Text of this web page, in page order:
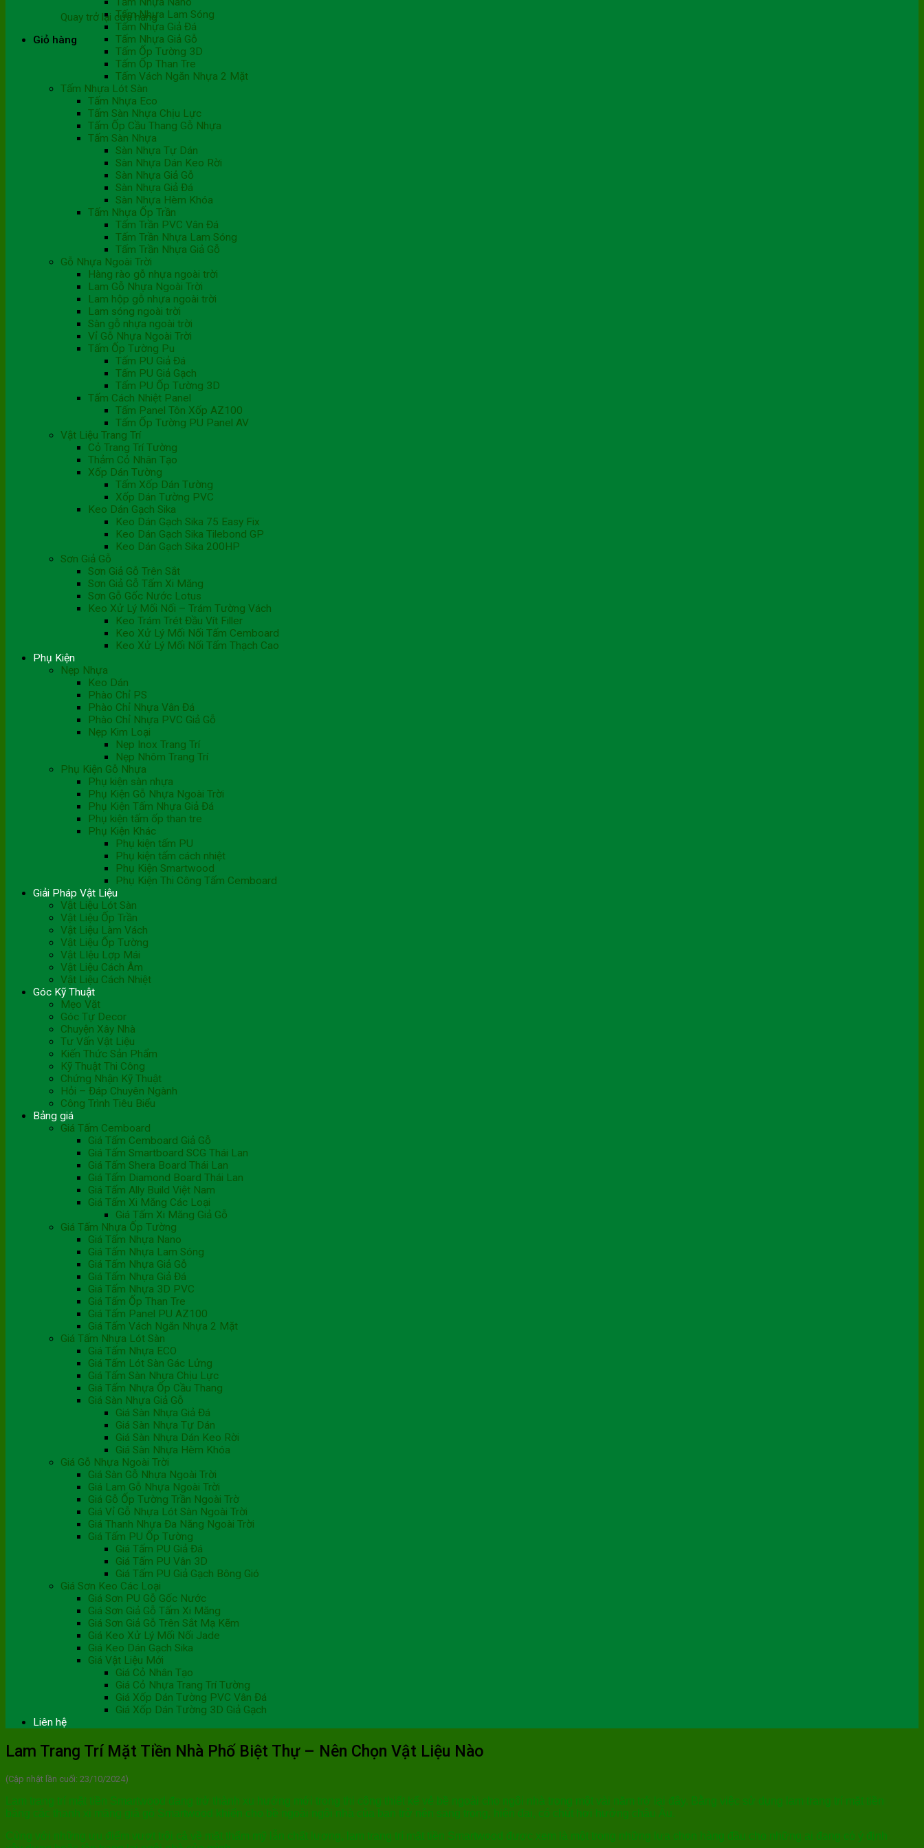
Quay trở lại cửa hàng
Giỏ hàng
Tấm Nhựa Lam Sóng
Tấm Nhựa Giả Đá
Tấm Nhựa Giả Gỗ
Tấm Ốp Tường 3D
Tấm Ốp Than Tre
Tấm Vách Ngăn Nhựa 2 Mặt
Tấm Nhựa Lót Sàn
Tấm Nhựa Eco
Tấm Sàn Nhựa Chịu Lực
Tấm Ốp Cầu Thang Gỗ Nhựa
Tấm Sàn Nhựa
Sàn Nhựa Tự Dán
Sàn Nhựa Dán Keo Rời
Sàn Nhựa Giả Gỗ
Sàn Nhựa Giả Đá
Sàn Nhựa Hèm Khóa
Tấm Nhựa Ốp Trần
Tấm Trần PVC Vân Đá
Tấm Trần Nhựa Lam Sóng
Tấm Trần Nhựa Giả Gỗ
Gỗ Nhựa Ngoài Trời
Hàng rào gỗ nhựa ngoài trời
Lam Gỗ Nhựa Ngoài Trời
Lam hộp gỗ nhựa ngoài trời
Lam sóng ngoài trời
Sàn gỗ nhựa ngoài trời
Vỉ Gỗ Nhựa Ngoài Trời
Tấm Ốp Tường Pu
Tấm PU Giả Đá
Tấm PU Giả Gạch
Tấm PU Ốp Tường 3D
Tấm Cách Nhiệt Panel
Tấm Panel Tôn Xốp AZ100
Tấm Ốp Tường PU Panel AV
Vật Liệu Trang Trí
Cỏ Trang Trí Tường
Thảm Cỏ Nhân Tạo
Xốp Dán Tường
Tấm Xốp Dán Tường
Xốp Dán Tường PVC
Keo Dán Gạch Sika
Keo Dán Gạch Sika 75 Easy Fix
Keo Dán Gạch Sika Tilebond GP
Keo Dán Gạch Sika 200HP
Sơn Giả Gỗ
Sơn Giả Gỗ Trên Sắt
Sơn Giả Gỗ Tấm Xi Măng
Sơn Gỗ Gốc Nước Lotus
Keo Xử Lý Mối Nối – Trám Tường Vách
Keo Trám Trét Đầu Vít Filler
Keo Xử Lý Mối Nối Tấm Cemboard
Keo Xử Lý Mối Nối Tấm Thạch Cao
Phụ Kiện
Nẹp Nhựa
Keo Dán
Phào Chỉ PS
Phào Chỉ Nhựa Vân Đá
Phào Chỉ Nhựa PVC Giả Gỗ
Nẹp Kim Loại
Nẹp Inox Trang Trí
Nẹp Nhôm Trang Trí
Phụ Kiện Gỗ Nhựa
Phụ kiện sàn nhựa
Phụ Kiện Gỗ Nhựa Ngoài Trời
Phụ Kiện Tấm Nhựa Giả Đá
Phụ kiện tấm ốp than tre
Phụ Kiện Khác
Phụ kiện tấm PU
Phụ kiện tấm cách nhiệt
Phụ Kiện Smartwood
Phụ Kiện Thi Công Tấm Cemboard
Giải Pháp Vật Liệu
Vật Liệu Lót Sàn
Vật Liệu Ốp Trần
Vật Liệu Làm Vách
Vật Liệu Ốp Tường
Vật LIệu Lợp Mái
Vật Liệu Cách Âm
Vật Liệu Cách Nhiệt
Góc Kỹ Thuật
Mẹo Vặt
Góc Tự Decor
Chuyện Xây Nhà
Tư Vấn Vật Liệu
Kiến Thức Sản Phẩm
Kỹ Thuật Thi Công
Chứng Nhận Kỹ Thuật
Hỏi – Đáp Chuyên Ngành
Công Trình Tiêu Biểu
Bảng giá
Giá Tấm Cemboard
Giá Tấm Cemboard Giả Gỗ
Giá Tấm Smartboard SCG Thái Lan
Giá Tấm Shera Board Thái Lan
Giá Tấm Diamond Board Thái Lan
Giá Tấm Ally Build Việt Nam
Giá Tấm Xi Măng Các Loại
Giá Tấm Xi Măng Giả Gỗ
Giá Tấm Nhựa Ốp Tường
Giá Tấm Nhựa Nano
Giá Tấm Nhựa Lam Sóng
Giá Tấm Nhựa Giả Gỗ
Giá Tấm Nhựa Giả Đá
Giá Tấm Nhựa 3D PVC
Giá Tấm Ốp Than Tre
Giá Tấm Panel PU AZ100
Giá Tấm Vách Ngăn Nhựa 2 Mặt
Giá Tấm Nhựa Lót Sàn
Giá Tấm Nhựa ECO
Giá Tấm Lót Sàn Gác Lửng
Giá Tấm Sàn Nhựa Chịu Lực
Giá Tấm Nhựa Ốp Cầu Thang
Giá Sàn Nhựa Giả Gỗ
Giá Sàn Nhựa Giả Đá
Giá Sàn Nhựa Tự Dán
Giá Sàn Nhựa Dán Keo Rời
Giá Sàn Nhựa Hèm Khóa
Giá Gỗ Nhựa Ngoài Trời
Giá Sàn Gỗ Nhựa Ngoài Trời
Giá Lam Gỗ Nhựa Ngoài Trời
Giá Gỗ Ốp Tường Trần Ngoài Trờ
Giá Vỉ Gỗ Nhựa Lót Sàn Ngoài Trời
Giá Thanh Nhựa Đa Năng Ngoài Trời
Giá Tấm PU Ốp Tường
Giá Tấm PU Giả Đá
Giá Tấm PU Vân 3D
Giá Tấm PU Giả Gạch Bông Gió
Giá Sơn Keo Các Loại
Giá Sơn PU Gỗ Gốc Nước
Giá Sơn Giả Gỗ Tấm Xi Măng
Giá Sơn Giả Gỗ Trên Sắt Mạ Kẽm
Giá Keo Xử Lý Mối Nối Jade
Giá Keo Dán Gạch Sika
Giá Vật Liệu Mới
Giá Cỏ Nhân Tạo
Giá Cỏ Nhựa Trang Trí Tường
Giá Xốp Dán Tường PVC Vân Đá
Giá Xốp Dán Tường 3D Giả Gạch
Liên hệ
Lam Trang Trí Mặt Tiền Nhà Phố Biệt Thự – Nên Chọn Vật Liệu Nào
(Cập nhật lần cuối: 23/10/2024)
Lam trang trí mặt tiền Smartwood đang trở thành xu hướng mới trong thi công thiết kế vẻ bề ngoài cho ngôi nhà trong một vài năm trở lại đây. Bằng việc sử dụng lam trang trí mặt tiền
bằng các thanh xi măng giả gỗ Smartwood khiến cho bề ngoài ngôi nhà của bạn trở nên sang trọng, hiện đại, có chút hơi hướng châu Âu.
Cùng với những ưu điểm vượt trội cả về mặt thẩm mỹ lẫn chất lượng, lam trang trí mặt tiền Smartwood được xem là một trong những lựa chọn hàng đầu cho những ai đang có ý định